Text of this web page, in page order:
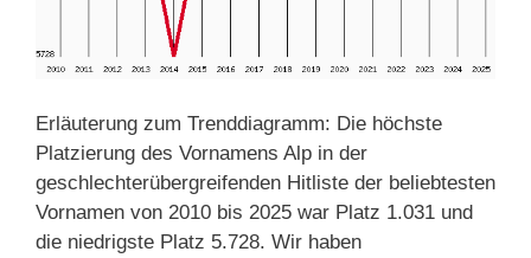
Erläuterung zum Trenddiagramm: Die höchste
Platzierung des Vornamens Alp in der
geschlechterübergreifenden Hitliste der beliebtesten
Vornamen von 2010 bis 2025 war Platz 1.031 und
die niedrigste Platz 5.728. Wir haben